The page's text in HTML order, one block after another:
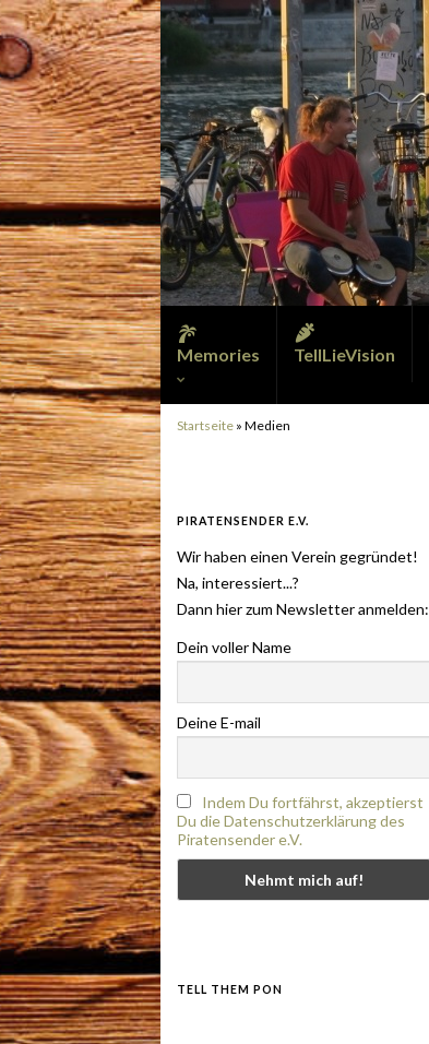
Memories TellLieVision
Startseite » Medien
PIRATENSENDER E.V.
Wir haben einen Verein gegründet!
Na, interessiert...?
Dann hier zum Newsletter anmelden:
Dein voller Name
Deine E-mail
Indem Du fortfährst, akzeptierst
Du die Datenschutzerklärung des
Piratensender e.V.
TELL THEM PON